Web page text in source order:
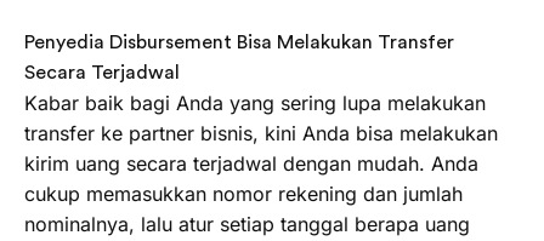
Penyedia Disbursement Bisa Melakukan Transfer
Secara Terjadwal
Kabar baik bagi Anda yang sering lupa melakukan
transfer ke partner bisnis, kini Anda bisa melakukan
kirim uang secara terjadwal dengan mudah. Anda
cukup memasukkan nomor rekening dan jumlah
nominalnya, lalu atur setiap tanggal berapa uang